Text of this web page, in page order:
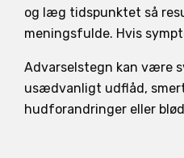
og læg tidspunktet så
meningsfulde. Hvis
Advarselstegn kan være
usædvanligt udflåd,
hudforandringer eller